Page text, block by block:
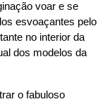
voar e se
esvoaçantes pelo
no interior da
dos modelos da
o fabuloso